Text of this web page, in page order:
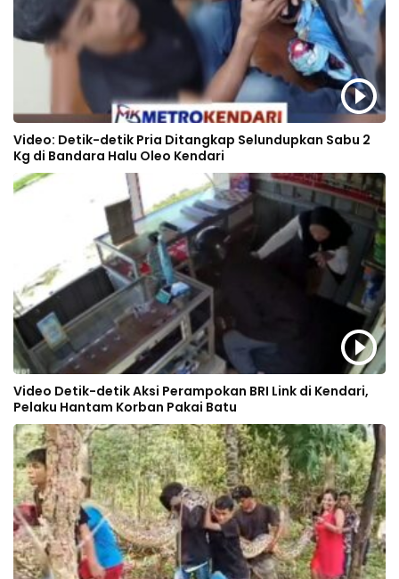
Video: Detik-detik Pria Ditangkap Selundupkan Sabu 2
Kg di Bandara Halu Oleo Kendari
Video Detik-detik Aksi Perampokan BRI Link di Kendari,
Pelaku Hantam Korban Pakai Batu